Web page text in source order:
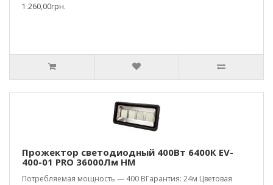
1.260,00грн.
Прожектор светодиодный 400Вт 6400К EV-
400-01 PRO 36000Лм HM
Потребляемая мощность — 400 ВГарантия: 24м Цветовая